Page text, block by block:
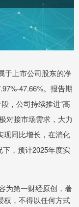
于上市公司股东的净
47.66%。报告期
，公司持续推进“高
对接市场需求，大力
现同比增长，在消化
，预计2025年度实
为第一财经原创，著
权，不得以任何方式